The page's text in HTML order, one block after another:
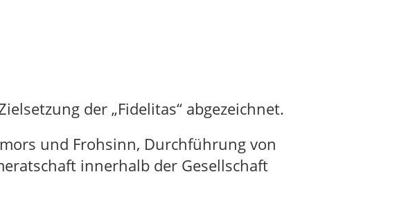
der „Fidelitas“ abgezeichnet.
und Frohsinn, Durchführung von
innerhalb der Gesellschaft